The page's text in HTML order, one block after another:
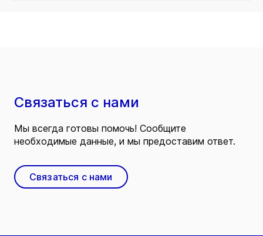
Связаться с нами
Мы всегда готовы помочь! Сообщите
необходимые данные, и мы предоставим ответ.
Связаться с нами